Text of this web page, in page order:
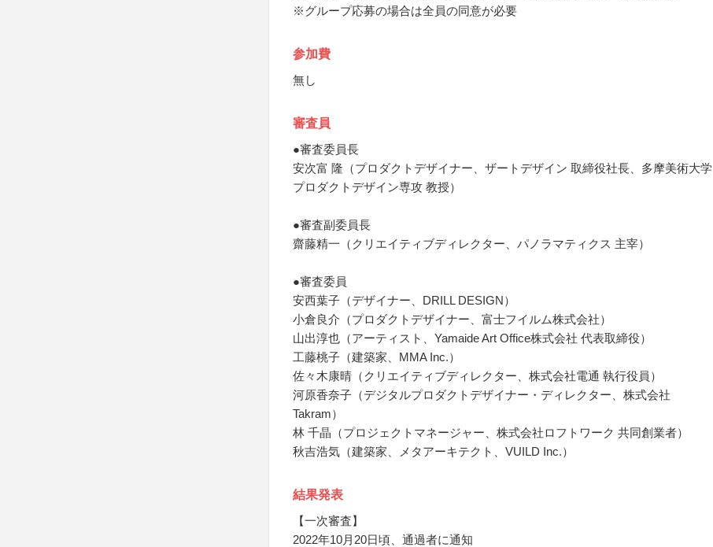
※グループ応募の場合は全員の同意が必要
参加費
無し
審査員
●審査委員長
安次富 隆（プロダクトデザイナー、ザートデザイン 取締役社長、多摩美術大学
プロダクトデザイン専攻 教授）
●審査副委員長
齋藤精一（クリエイティブディレクター、パノラマティクス 主宰）
●審査委員
安西葉子（デザイナー、DRILL DESIGN）
小倉良介（プロダクトデザイナー、富士フイルム株式会社）
山出淳也（アーティスト、Yamaide Art Office株式会社 代表取締役）
工藤桃子（建築家、MMA Inc.）
佐々木康晴（クリエイティブディレクター、株式会社電通 執行役員）
河原香奈子（デジタルプロダクトデザイナー・ディレクター、株式会社
Takram）
林 千晶（プロジェクトマネージャー、株式会社ロフトワーク 共同創業者）
秋吉浩気（建築家、メタアーキテクト、VUILD Inc.）
結果発表
【一次審査】
2022年10月20日頃、通過者に通知